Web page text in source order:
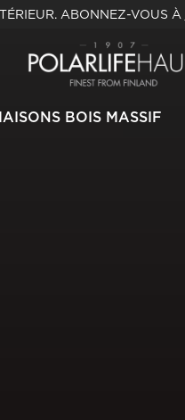
ABONNEZ-VOUS À
BOIS MASSIF